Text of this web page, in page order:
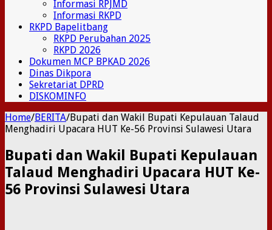
Informasi RPJMD
Informasi RKPD
RKPD Bapelitbang
RKPD Perubahan 2025
RKPD 2026
Dokumen MCP BPKAD 2026
Dinas Dikpora
Sekretariat DPRD
DISKOMINFO
Home/BERITA/Bupati dan Wakil Bupati Kepulauan Talaud
Menghadiri Upacara HUT Ke-56 Provinsi Sulawesi Utara
Bupati dan Wakil Bupati Kepulauan
Talaud Menghadiri Upacara HUT Ke-
56 Provinsi Sulawesi Utara